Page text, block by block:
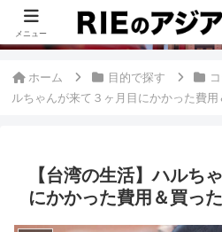
このブログは、台湾が好きすぎて移住した
ス情報、アジア旅経験などをま
ホーム 目的で探す
ルちゃんが来て３ヶ月目にかかった費用
【台湾の生活】ハルち
にかかった費用＆買っ
メニュー